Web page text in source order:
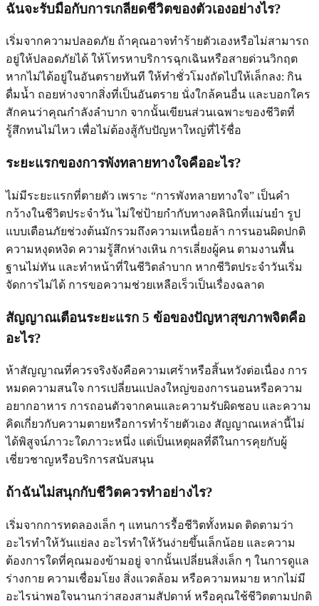
ฉันจะรับมือกับการเกลียดชีวิตของตัวเองอย่างไร?
เริ่มจากความปลอดภัย ถ้าคุณอาจทำร้ายตัวเองหรือไม่สามารถ
อยู่ให้ปลอดภัยได้ ให้โทรหาบริการฉุกเฉินหรือสายด่วนวิกฤต
หากไม่ได้อยู่ในอันตรายทันที ให้ทำชั่วโมงถัดไปให้เล็กลง: กิน
ดื่มน้ำ ถอยห่างจากสิ่งที่เป็นอันตราย นั่งใกล้คนอื่น และบอกใคร
สักคนว่าคุณกำลังลำบาก จากนั้นเขียนส่วนเฉพาะของชีวิตที่
รู้สึกทนไม่ไหว เพื่อไม่ต้องสู้กับปัญหาใหญ่ที่ไร้ชื่อ
ระยะแรกของการพังทลายทางใจคืออะไร?
ไม่มีระยะแรกที่ตายตัว เพราะ “การพังทลายทางใจ” เป็นคำ
กว้างในชีวิตประจำวัน ไม่ใช่ป้ายกำกับทางคลินิกที่แม่นยำ รูป
แบบเตือนภัยช่วงต้นมักรวมถึงความเหนื่อยล้า การนอนผิดปกติ
ความหงุดหงิด ความรู้สึกห่างเหิน การเลี่ยงผู้คน ตามงานพื้น
ฐานไม่ทัน และทำหน้าที่ในชีวิตลำบาก หากชีวิตประจำวันเริ่ม
จัดการไม่ได้ การขอความช่วยเหลือเร็วเป็นเรื่องฉลาด
สัญญาณเตือนระยะแรก 5 ข้อของปัญหาสุขภาพจิตคือ
อะไร?
ห้าสัญญาณที่ควรจริงจังคือความเศร้าหรือสิ้นหวังต่อเนื่อง การ
หมดความสนใจ การเปลี่ยนแปลงใหญ่ของการนอนหรือความ
อยากอาหาร การถอนตัวจากคนและความรับผิดชอบ และความ
คิดเกี่ยวกับความตายหรือการทำร้ายตัวเอง สัญญาณเหล่านี้ไม่
ได้พิสูจน์ภาวะใดภาวะหนึ่ง แต่เป็นเหตุผลที่ดีในการคุยกับผู้
เชี่ยวชาญหรือบริการสนับสนุน
ถ้าฉันไม่สนุกกับชีวิตควรทำอย่างไร?
เริ่มจากการทดลองเล็ก ๆ แทนการรื้อชีวิตทั้งหมด ติดตามว่า
อะไรทำให้วันแย่ลง อะไรทำให้วันง่ายขึ้นเล็กน้อย และความ
ต้องการใดที่คุณมองข้ามอยู่ จากนั้นเปลี่ยนสิ่งเล็ก ๆ ในการดูแล
ร่างกาย ความเชื่อมโยง สิ่งแวดล้อม หรือความหมาย หากไม่มี
อะไรน่าพอใจนานกว่าสองสามสัปดาห์ หรือคุณใช้ชีวิตตามปกติ